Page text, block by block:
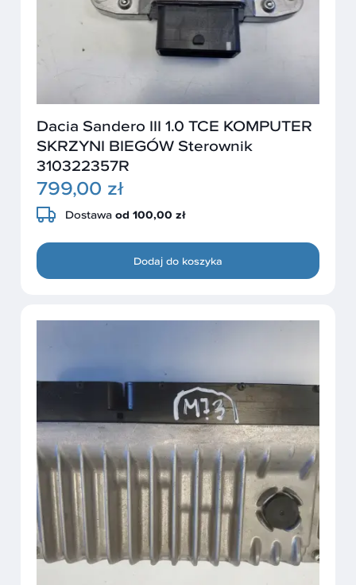
Dacia Sandero III 1.0 TCE KOMPUTER
SKRZYNI BIEGÓW Sterownik
310322357R
799,00 zł
Dostawa od 100,00 zł
Dodaj do koszyka